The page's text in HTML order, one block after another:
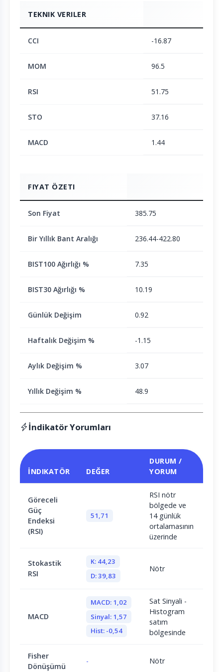
TEKNIK VERILER
CCI -16.87
MOM 96.5
RSI 51.75
STO 37.16
MACD 1.44
FIYAT ÖZETI
Son Fiyat 385.75
Bir Yıllık Bant Aralığı 236.44-422.80
BIST100 Ağırlığı % 7.35
BIST30 Ağırlığı % 10.19
Günlük Değişim 0.92
Haftalık Değişim % -1.15
Aylık Değişim % 3.07
Yıllık Değişim % 48.9
İndikatör Yorumları
İNDIKATÖR DEĞER
DURUM /
YORUM
Göreceli
Güç
Endeksi
(RSI)
51,71
RSI nötr
bölgede ve
14 günlük
ortalamasının
üzerinde
Stokastik
RSI
K: 44,23
D: 39,83
Nötr
MACD
MACD: 1,02
Sinyal: 1,57
Hist: -0,54
Sat Sinyali -
Histogram
satım
bölgesinde
Fisher
Dönüşümü
- Nötr